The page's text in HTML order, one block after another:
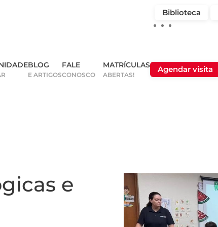
Biblioteca
BLOG
E ARTIGOS
FALE
CONOSCO
MATRÍCULAS
ABERTAS!
Agendar visita
e